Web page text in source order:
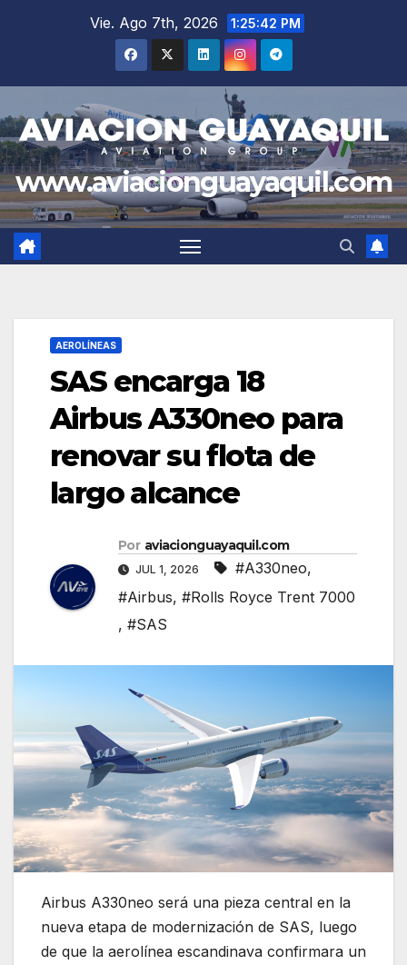
Vie. Ago 7th, 2026 1:25:43 PM
www.aviacionguayaquil.com
AEROLÍNEAS
SAS encarga 18
Airbus A330neo para
renovar su flota de
largo alcance
Por aviacionguayaquil.com
JUL 1, 2026 #A330neo,
#Airbus, #Rolls Royce Trent 7000
, #SAS
Airbus A330neo será una pieza central en la
nueva etapa de modernización de SAS, luego
de que la aerolínea escandinava confirmara un